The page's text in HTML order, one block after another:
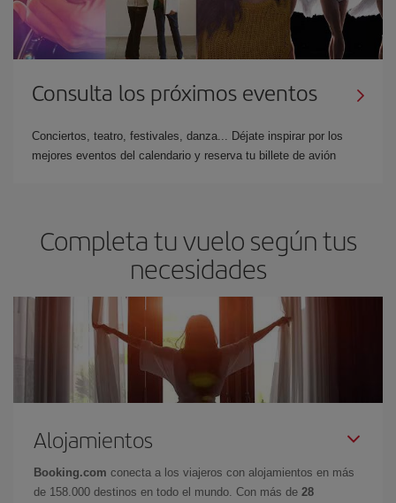
Consulta los próximos eventos
Conciertos, teatro, festivales, danza... Déjate inspirar por los
mejores eventos del calendario y reserva tu billete de avión
Completa tu vuelo según tus
necesidades
Alojamientos
Booking.com conecta a los viajeros con alojamientos en más
de 158.000 destinos en todo el mundo. Con más de 28